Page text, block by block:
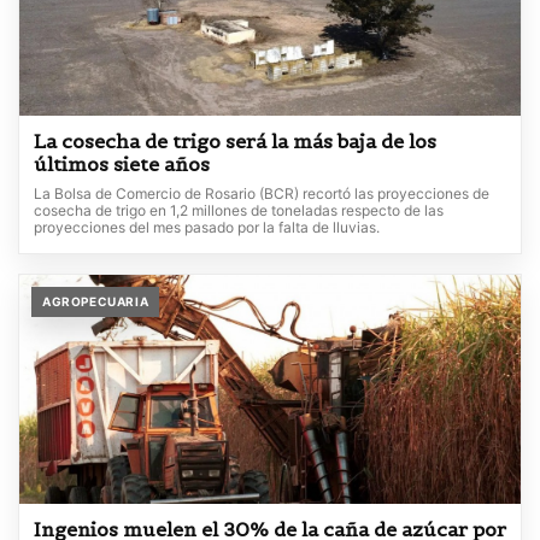
La cosecha de trigo será la más baja de los
últimos siete años
La Bolsa de Comercio de Rosario (BCR) recortó las proyecciones de
cosecha de trigo en 1,2 millones de toneladas respecto de las
proyecciones del mes pasado por la falta de lluvias.
AGROPECUARIA
Ingenios muelen el 30% de la caña de azúcar por